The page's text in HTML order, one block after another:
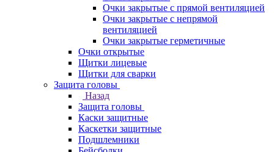
Очки закрытые с прямой вентиляцией
Очки закрытые с непрямой
вентиляцией
Очки закрытые герметичные
Очки открытые
Щитки лицевые
Щитки для сварки
Защита головы
Назад
Защита головы
Каски защитные
Каскетки защитные
Подшлемники